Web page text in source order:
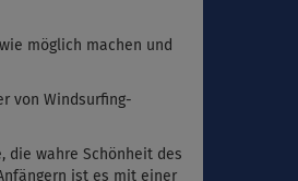
möglich machen und
von Windsurfing-
die wahre Schönheit des
ist es mit einer